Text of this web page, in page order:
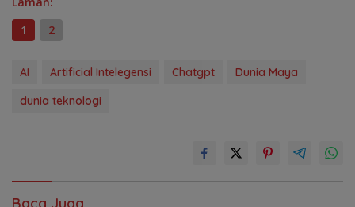
1
2
AI Artificial Intelegensi Chatgpt
Dunia Maya
dunia teknologi